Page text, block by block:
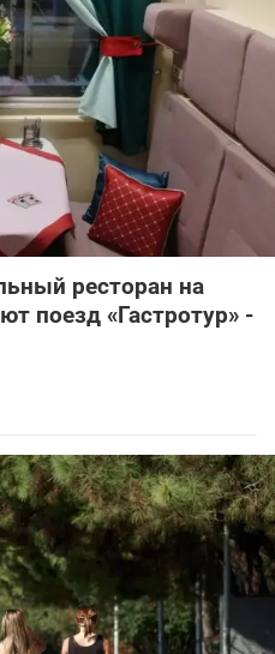
ресторан на
поезд «Гастротур» -